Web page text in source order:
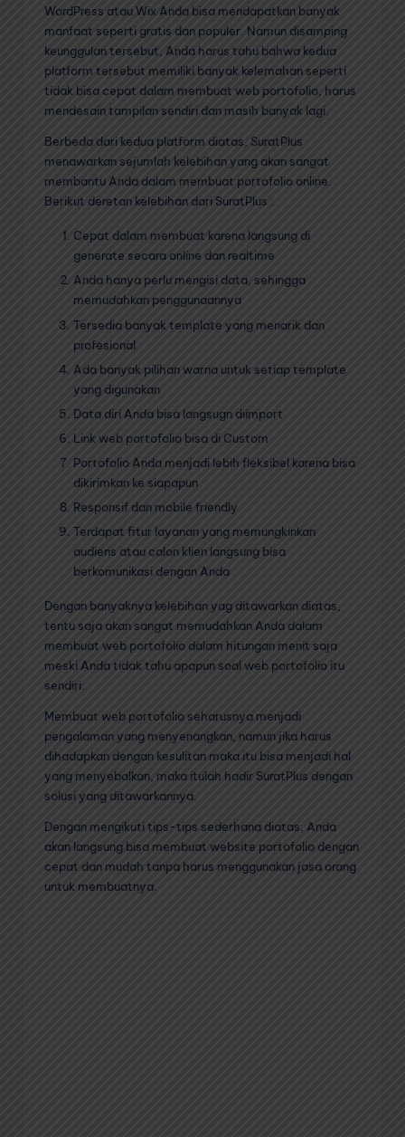
WordPress atau Wix Anda bisa mendapatkan banyak
manfaat seperti gratis dan populer. Namun disamping
keunggulan tersebut, Anda harus tahu bahwa kedua
platform tersebut memiliki banyak kelemahan seperti
tidak bisa cepat dalam membuat web portofolio, harus
mendesain tampilan sendiri dan masih banyak lagi.
Berbeda dari kedua platform diatas, SuratPlus
menawarkan sejumlah kelebihan yang akan sangat
membantu Anda dalam membuat portofolio online.
Berikut deretan kelebihan dari SuratPlus :
Cepat dalam membuat karena langsung di
generate secara online dan realtime
Anda hanya perlu mengisi data, sehingga
memudahkan penggunaannya
Tersedia banyak template yang menarik dan
profesional
Ada banyak pilihan warna untuk setiap template
yang digunakan
Data diri Anda bisa langsugn diimport
Link web portofolio bisa di Custom
Portofolio Anda menjadi lebih fleksibel karena bisa
dikirimkan ke siapapun
Responsif dan mobile friendly
Terdapat fitur layanan yang memungkinkan
audiens atau calon klien langsung bisa
berkomunikasi dengan Anda
Dengan banyaknya kelebihan yag ditawarkan diatas,
tentu saja akan sangat memudahkan Anda dalam
membuat web portofolio dalam hitungan menit saja
meski Anda tidak tahu apapun soal web portofolio itu
sendiri.
Membuat web portofolio seharusnya menjadi
pengalaman yang menyenangkan, namun jika harus
dihadapkan dengan kesulitan maka itu bisa menjadi hal
yang menyebalkan, maka itulah hadir SuratPlus dengan
solusi yang ditawarkannya.
Dengan mengikuti tips-tips sederhana diatas, Anda
akan langsung bisa membuat website portofolio dengan
cepat dan mudah tanpa harus menggunakan jasa orang
untuk membuatnya.